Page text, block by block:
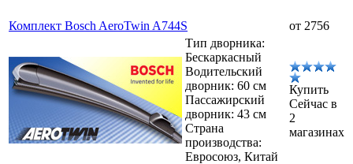
Комплект Bosch AeroTwin A744S
от 2756
Тип дворника:
Бескаркасный
Водительский
дворник: 60 см
Пассажирский
дворник: 43 см
Страна
производства:
Евросоюз, Китай
Купить
Сейчас в
2
магазинах